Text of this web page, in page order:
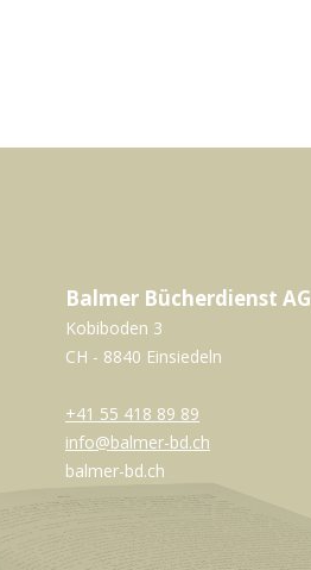
Balmer Bücherdienst AG
Kobiboden 3
CH - 8840 Einsiedeln
+41 55 418 89 89
info@balmer-bd.ch
balmer-bd.ch